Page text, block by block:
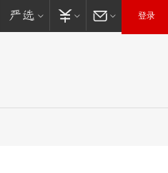
登录